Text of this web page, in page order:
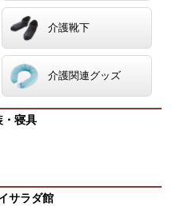
介護靴下
介護関連グッズ
・寝具
サラダ館